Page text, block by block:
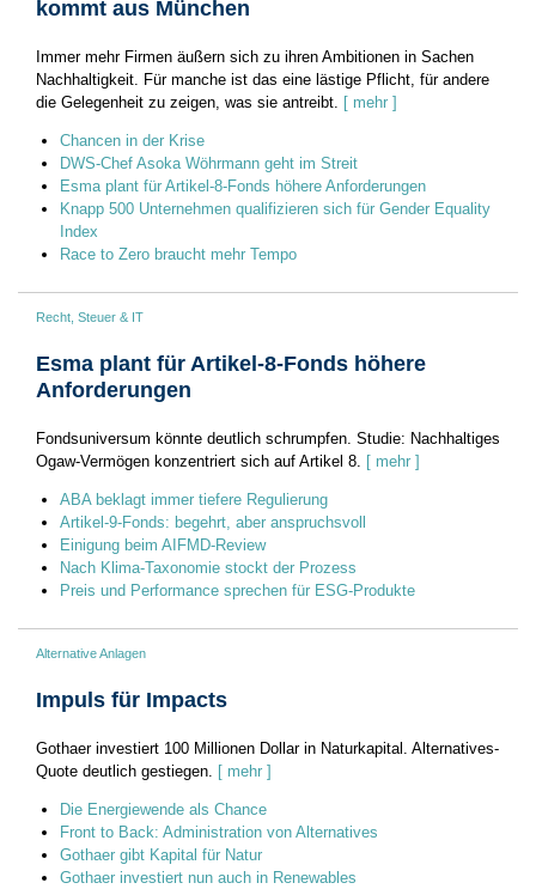
kommt aus München
Immer mehr Firmen äußern sich zu ihren Ambitionen in Sachen
Nachhaltigkeit. Für manche ist das eine lästige Pflicht, für andere
die Gelegenheit zu zeigen, was sie antreibt. [ mehr ]
Chancen in der Krise
DWS-Chef Asoka Wöhrmann geht im Streit
Esma plant für Artikel-8-Fonds höhere Anforderungen
Knapp 500 Unternehmen qualifizieren sich für Gender Equality
Index
Race to Zero braucht mehr Tempo
Recht, Steuer & IT
Esma plant für Artikel-8-Fonds höhere
Anforderungen
Fondsuniversum könnte deutlich schrumpfen. Studie: Nachhaltiges
Ogaw-Vermögen konzentriert sich auf Artikel 8. [ mehr ]
ABA beklagt immer tiefere Regulierung
Artikel-9-Fonds: begehrt, aber anspruchsvoll
Einigung beim AIFMD-Review
Nach Klima-Taxonomie stockt der Prozess
Preis und Performance sprechen für ESG-Produkte
Alternative Anlagen
Impuls für Impacts
Gothaer investiert 100 Millionen Dollar in Naturkapital. Alternatives-
Quote deutlich gestiegen. [ mehr ]
Die Energiewende als Chance
Front to Back: Administration von Alternatives
Gothaer gibt Kapital für Natur
Gothaer investiert nun auch in Renewables